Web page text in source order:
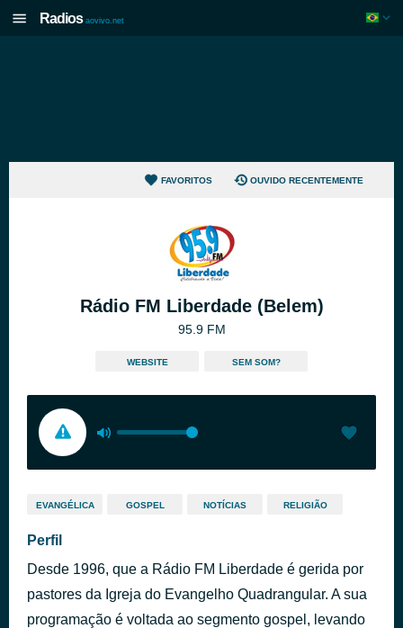
Radios aovivo.net
FAVORITOS OUVIDO RECENTEMENTE
Rádio FM Liberdade (Belem)
95.9 FM
WEBSITE SEM SOM?
EVANGÉLICA GOSPEL NOTÍCIAS RELIGIÃO
Perfil
Desde 1996, que a Rádio FM Liberdade é gerida por
pastores da Igreja do Evangelho Quadrangular. A sua
programação é voltada ao segmento gospel, levando